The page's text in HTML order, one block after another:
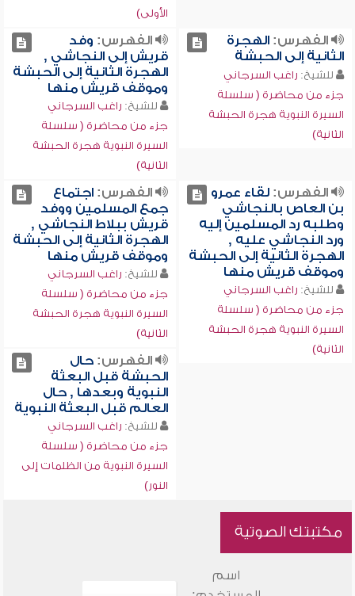
الأولى)
الفهرس:الهجرة
الثانية إلى الحبشة
للشيخ: راغب السرجاني
جزء من محاضرة ( سلسلة
السيرة النبوية هجرة الحبشة
الثانية)
الفهرس: وفد
قريش إلى النجاشي ,
الهجرة الثانية إلى الحبشة
وموقف قريش منها
للشيخ: راغب السرجاني
جزء من محاضرة ( سلسلة
السيرة النبوية هجرة الحبشة
الثانية)
الفهرس:لقاء عمرو
بن العاص بالنجاشي
وطلبه رد المسلمين إليه
ورد النجاشي عليه ,
الهجرة الثانية إلى الحبشة
وموقف قريش منها
للشيخ: راغب السرجاني
جزء من محاضرة ( سلسلة
السيرة النبوية هجرة الحبشة
الثانية)
الفهرس:اجتماع
جمع المسلمين ووفد
قريش ببلاط النجاشي ,
الهجرة الثانية إلى الحبشة
وموقف قريش منها
للشيخ: راغب السرجاني
جزء من محاضرة ( سلسلة
السيرة النبوية هجرة الحبشة
الثانية)
الفهرس:حال
الحبشة قبل البعثة
النبوية وبعدها , حال
العالم قبل البعثة النبوية
للشيخ: راغب السرجاني
جزء من محاضرة ( سلسلة
السيرة النبوية من الظلمات إلى
النور)
مكتبتك الصوتية
اسم